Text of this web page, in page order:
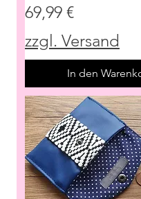
Preis
69,99 €
zzgl. Versand
In den